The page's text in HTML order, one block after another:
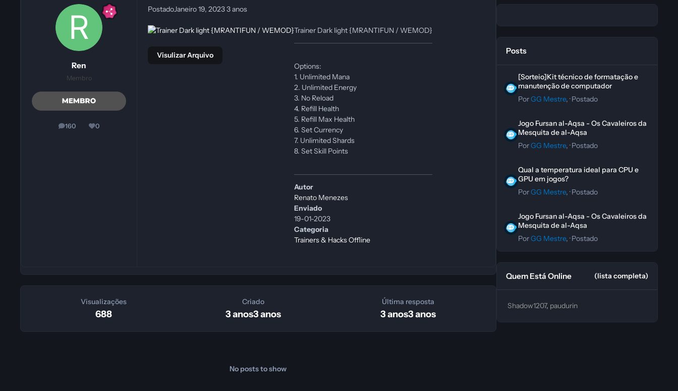
Ren
Membro
160
posts 0
Reputação
PostadoJaneiro 19, 20233 anos
Visulizar Arquivo
Trainer Dark light {MRANTIFUN / WEMOD}
Options:
1. Unlimited Mana
2. Unlimited Energy
3. No Reload
4. Refill Health
5. Refill Max Health
6. Set Currency
7. Unlimited Shards
8. Set Skill Points
Autor
Renato Menezes
Enviado
19-01-2023
Categoria
Trainers & Hacks Offline
Visualizações
688
Criado
3 anos3 anos
Última resposta
3 anos3 anos
No posts to show
Posts
[Sorteio]Kit técnico de formatação e
manutenção de computador
PorGG Mestre, ·Postado
Jogo Fursan al-Aqsa - Os Cavaleiros da
Mesquita de al-Aqsa
PorGG Mestre, ·Postado
Qual a temperatura ideal para CPU e
GPU em jogos?
PorGG Mestre, ·Postado
Jogo Fursan al-Aqsa - Os Cavaleiros da
Mesquita de al-Aqsa
PorGG Mestre, ·Postado
Quem Está Online (lista completa)
Shadow1207 paudurin